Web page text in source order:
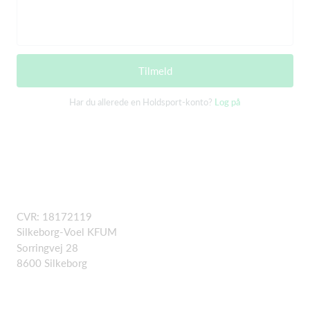
Tilmeld
Har du allerede en Holdsport-konto? Log på
CVR: 18172119
Silkeborg-Voel KFUM
Sorringvej 28
8600 Silkeborg